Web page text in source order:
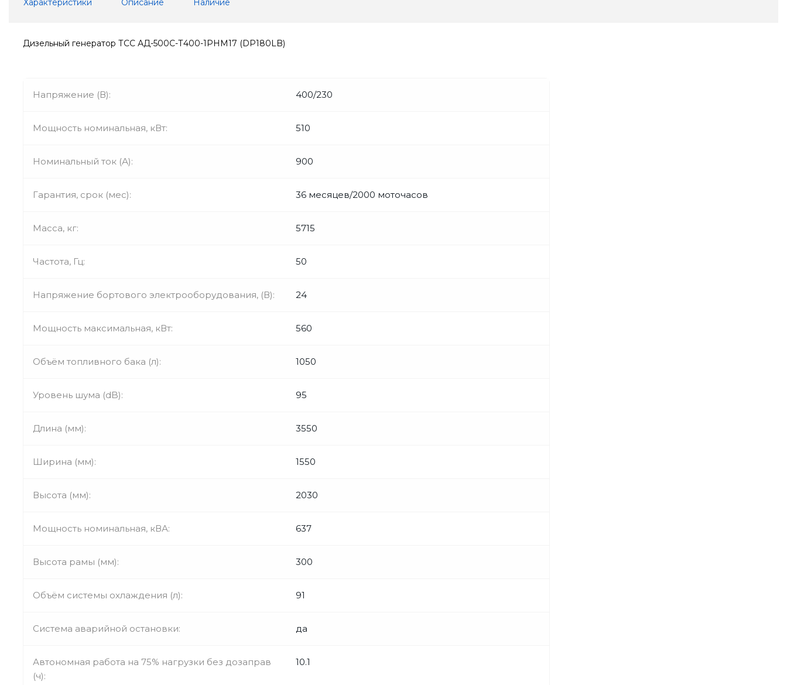
Характеристики Описание Наличие
Дизельный генератор ТСС АД-500С-Т400-1РНМ17 (DP180LB)
Напряжение (В): 400/230
Мощность номинальная, кВт: 510
Номинальный ток (А): 900
Гарантия, срок (мес): 36 месяцев/2000 моточасов
Масса, кг: 5715
Частота, Гц: 50
Напряжение бортового электрооборудования, (В): 24
Мощность максимальная, кВт: 560
Объём топливного бака (л): 1050
Уровень шума (dB): 95
Длина (мм): 3550
Ширина (мм): 1550
Высота (мм): 2030
Мощность номинальная, кВА: 637
Высота рамы (мм): 300
Объём системы охлаждения (л): 91
Система аварийной остановки: да
Автономная работа на 75% нагрузки без дозаправ
(ч):
10.1